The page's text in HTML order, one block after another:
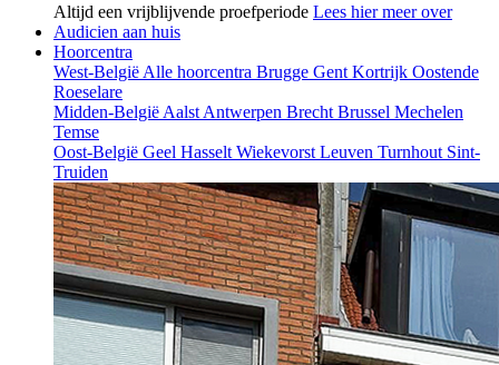
Altijd een vrijblijvende proefperiode Lees hier meer over
Audicien aan huis
Hoorcentra
West-België Alle hoorcentra Brugge Gent Kortrijk Oostende
Roeselare
Midden-België Aalst Antwerpen Brecht Brussel Mechelen
Temse
Oost-België Geel Hasselt Wiekevorst Leuven Turnhout Sint-
Truiden